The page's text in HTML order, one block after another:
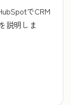
でCRM
説明しま